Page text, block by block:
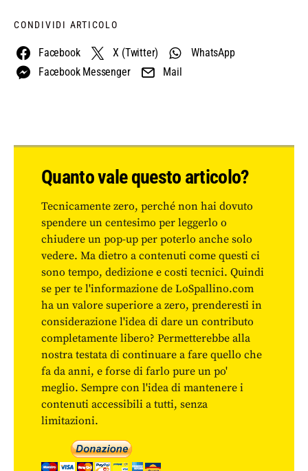
CONDIVIDI ARTICOLO
Facebook X (Twitter)
WhatsApp
Facebook Messenger
Mail
Quanto vale questo articolo?
Tecnicamente zero, perché non hai dovuto
spendere un centesimo per leggerlo o
chiudere un pop-up per poterlo anche solo
vedere. Ma dietro a contenuti come questi ci
sono tempo, dedizione e costi tecnici. Quindi
se per te l'informazione de LoSpallino.com
ha un valore superiore a zero, prenderesti in
considerazione l'idea di dare un contributo
completamente libero? Permetterebbe alla
nostra testata di continuare a fare quello che
fa da anni, e forse di farlo pure un po'
meglio. Sempre con l'idea di mantenere i
contenuti accessibili a tutti, senza
limitazioni.